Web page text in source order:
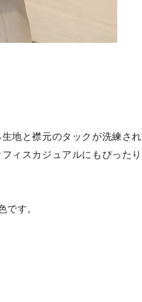
地と襟元のタックが洗練され
ィスカジュアルにもぴったり
です。